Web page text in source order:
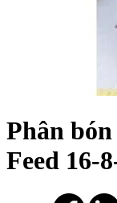
Phân
Feed 16-